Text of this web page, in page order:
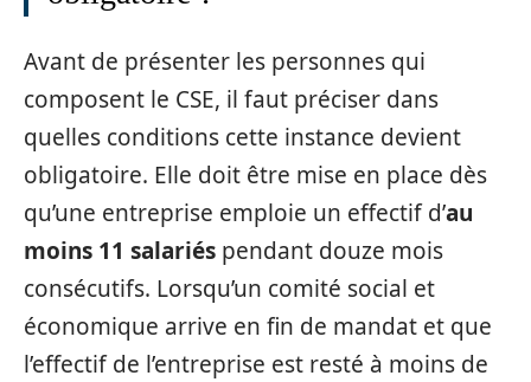
Avant de présenter les personnes qui
composent le CSE, il faut préciser dans
quelles conditions cette instance devient
obligatoire. Elle doit être mise en place dès
qu’une entreprise emploie un effectif d’au
moins 11 salariés pendant douze mois
consécutifs. Lorsqu’un comité social et
économique arrive en fin de mandat et que
l’effectif de l’entreprise est resté à moins de